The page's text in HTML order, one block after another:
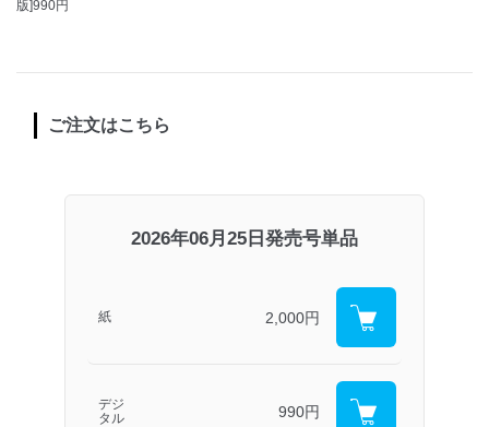
版]990円
ご注文はこちら
2026年06月25日発売号単品
紙 2,000円
デジ
タル
990円